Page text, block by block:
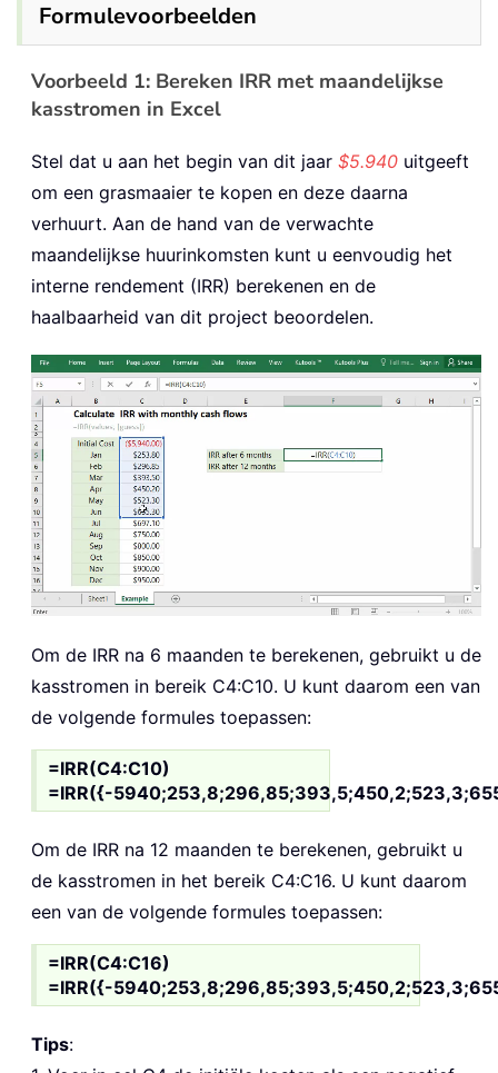
Formulevoorbeelden
Voorbeeld 1: Bereken IRR met maandelijkse
kasstromen in Excel
Stel dat u aan het begin van dit jaar $5.940 uitgeeft
om een grasmaaier te kopen en deze daarna
verhuurt. Aan de hand van de verwachte
maandelijkse huurinkomsten kunt u eenvoudig het
interne rendement (IRR) berekenen en de
haalbaarheid van dit project beoordelen.
Om de IRR na 6 maanden te berekenen, gebruikt u de
kasstromen in bereik C4:C10. U kunt daarom een van
de volgende formules toepassen:
=IRR(C4:C10)
=IRR({-
Om de IRR na 12 maanden te berekenen, gebruikt u
de kasstromen in het bereik C4:C16. U kunt daarom
een van de volgende formules toepassen:
=IRR(C4:C16)
=IRR({-
Tips: